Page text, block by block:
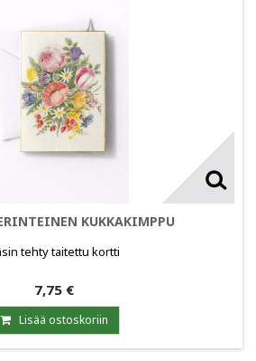
KUKKAKIMPPU
tehty taitettu kortti
7,75 €
Lisää ostoskoriin